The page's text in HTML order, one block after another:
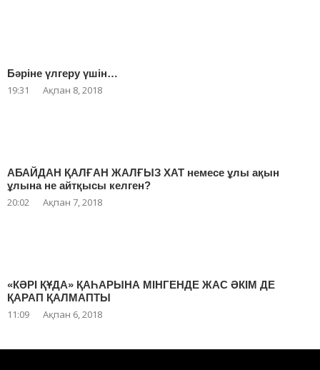
Бәріне үлгеру үшін…
19:31 Ақпан 8, 2018
АБАЙДАН ҚАЛҒАН ЖАЛҒЫЗ ХАТ немесе ұлы ақын
ұлына не айтқысы келген?
20:02 Ақпан 7, 2018
«КӘРІ ҚҰДА» ҚАҺАРЫНА МІНГЕНДЕ ЖАС ӘКІМ ДЕ
ҚАРАП ҚАЛМАПТЫ
11:09 Ақпан 6, 2018